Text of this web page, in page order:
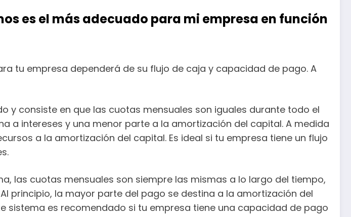
es el más adecuado para mi empresa en función
tu empresa dependerá de su flujo de caja y capacidad de pago. A
y consiste en que las cuotas mensuales son iguales durante todo el
a intereses y una menor parte a la amortización del capital. A medida
a la amortización del capital. Es ideal si tu empresa tiene un flujo
las cuotas mensuales son siempre las mismas a lo largo del tiempo,
principio, la mayor parte del pago se destina a la amortización del
sistema es recomendado si tu empresa tiene una capacidad de pago